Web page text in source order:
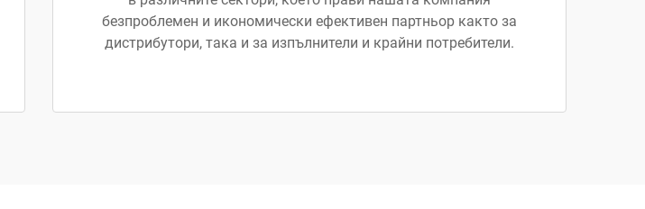
безпроблемен и икономически ефективен партньор както за
дистрибутори, така и за изпълнители и крайни потребители.